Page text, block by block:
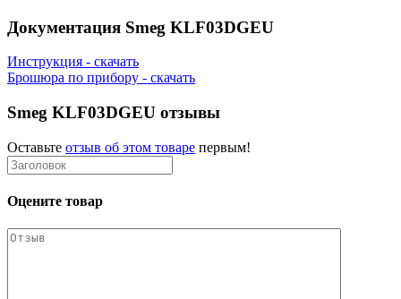
Документация Smeg KLF03DGEU
Инструкция - скачать
Брошюра по прибору - скачать
Smeg KLF03DGEU отзывы
Оставьте отзыв об этом товаре первым!
Оцените товар